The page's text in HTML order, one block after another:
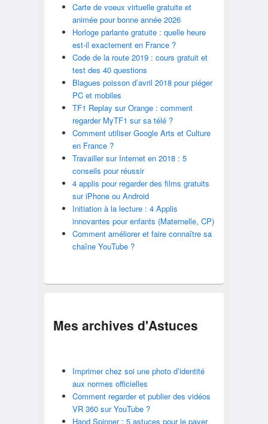
Carte de voeux virtuelle gratuite et
animée pour bonne année 2026
Horloge parlante gratuite : quelle heure
est-il exactement en France ?
Code de la route 2019 : cours gratuit et
test des 40 questions
Blagues poisson d’avril 2018 pour piéger
PC et mobiles
TF1 Replay sur Orange : comment
regarder MyTF1 sur sa télé ?
Comment utiliser Google Arts et Culture
en France ?
Travailler sur Internet en 2018 : 5
conseils pour réussir
4 applis pour regarder des films gratuits
sur iPhone ou Android
Initiation à la lecture : 4 Applis
innovantes pour enfants (Maternelle, CP)
Comment améliorer et faire connaître sa
chaîne YouTube ?
Mes archives d'Astuces
Imprimer chez soi une photo d’identité
aux normes officielles
Comment regarder et publier des vidéos
VR 360 sur YouTube ?
Hand Spinner : 5 astuces pour le payer